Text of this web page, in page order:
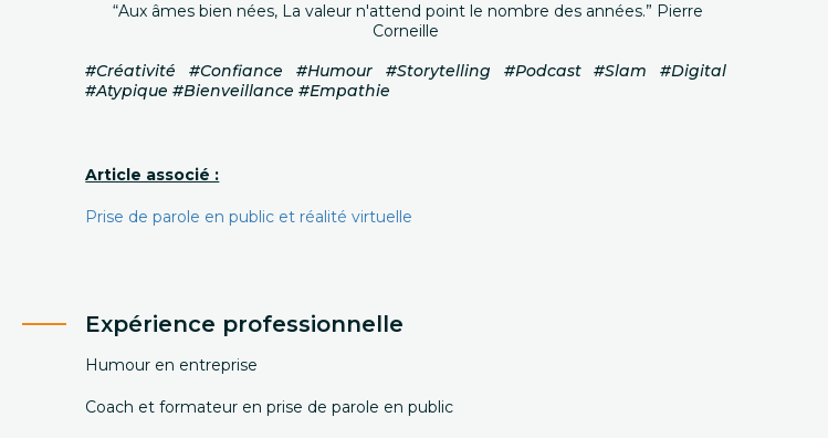
“Aux âmes bien nées, La valeur n'attend point le nombre des années.” Pierre
Corneille
#Créativité #Confiance #Humour #Storytelling #Podcast #Slam #Digital
#Atypique #Bienveillance #Empathie
Article associé :
Prise de parole en public et réalité virtuelle
Expérience professionnelle
Humour en entreprise
Coach et formateur en prise de parole en public